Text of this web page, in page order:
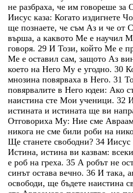
не разбраха, че им говореше за
Иисус каза: Когато издигнете
ще познаете, че съм Аз и че от
върша, а каквото Ме е научил
говоря. 29 И Този, който Ме е
Ме е оставил сам, защото Аз
което на Него Му е угодно. 30
мнозина повярваха в Него. 31
повярвалите в Него юдеи: Ако
наистина сте Мои ученици. 32
истината и истината ще ви
Отговориха Му: Ние сме
никога не сме били роби на
Ще станете свободни? 34 Иисус
Истина, истина ви казвам: всеки
е роб на греха. 35 А робът не
синът остава вечно. 36 И така,
освободи, ще бъдете наистина